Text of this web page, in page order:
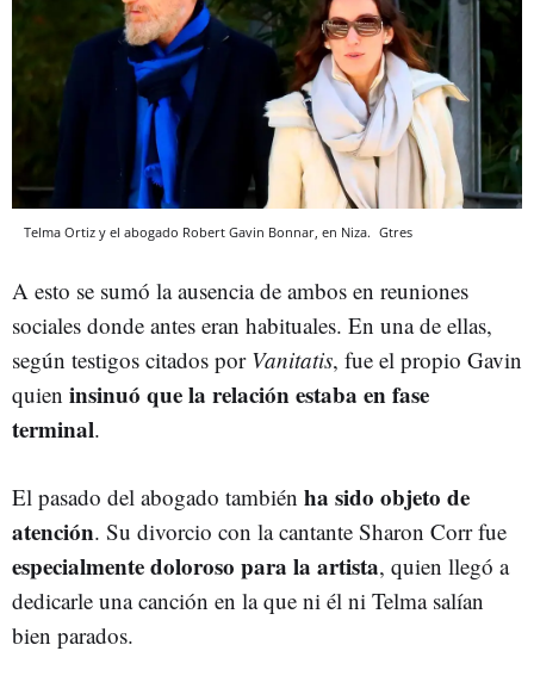
Telma Ortiz y el abogado Robert Gavin Bonnar, en Niza. Gtres
A esto se sumó la ausencia de ambos en reuniones
sociales donde antes eran habituales. En una de ellas,
según testigos citados por Vanitatis, fue el propio Gavin
quien insinuó que la relación estaba en fase
terminal.
El pasado del abogado también ha sido objeto de
atención. Su divorcio con la cantante Sharon Corr fue
especialmente doloroso para la artista, quien llegó a
dedicarle una canción en la que ni él ni Telma salían
bien parados.